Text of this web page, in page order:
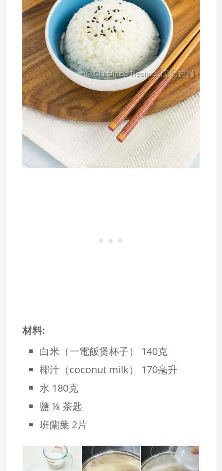
材料:
白米（一電飯煲杯子） 140克
椰汁（coconut milk） 170毫升
水 180克
鹽 ⅛ 茶匙
班蘭葉 2片